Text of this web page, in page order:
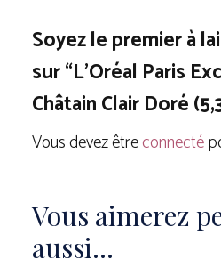
Soyez le premier à
sur “L’Oréal Paris
Châtain Clair Doré
Vous devez êtreconnecté
Vous aimerez
aussi…